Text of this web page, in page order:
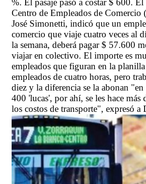
%. El pasaje pasó a costar $ 600. El
Centro de Empleados de Comercio
José Simonetti, indicó que un
comercio que viaje cuatro veces al
la semana, deberá pagar $ 57.600
viajar en colectivo. El importe es
empleados que figuran en la
empleados de cuatro horas, pero
diez y la diferencia se la abonan
400 'lucas', por ahí, se les hace
los costos de transporte", expresó